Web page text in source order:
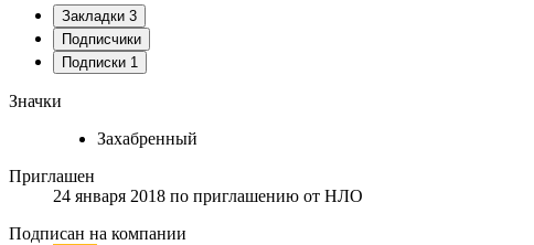
Закладки 3
Подписчики
Подписки 1
Значки
Захабренный
Приглашен
24 января 2018 по приглашению от НЛО
Подписан на компании